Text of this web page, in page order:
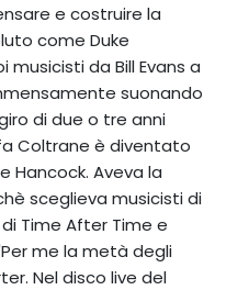
e costruire la
come Duke
da Bill Evans a
suonando
di due o tre anni
Coltrane è diventato
Hancock. Aveva la
sceglieva musicisti di
Time After Time e
me la metà degli
Nel disco live del